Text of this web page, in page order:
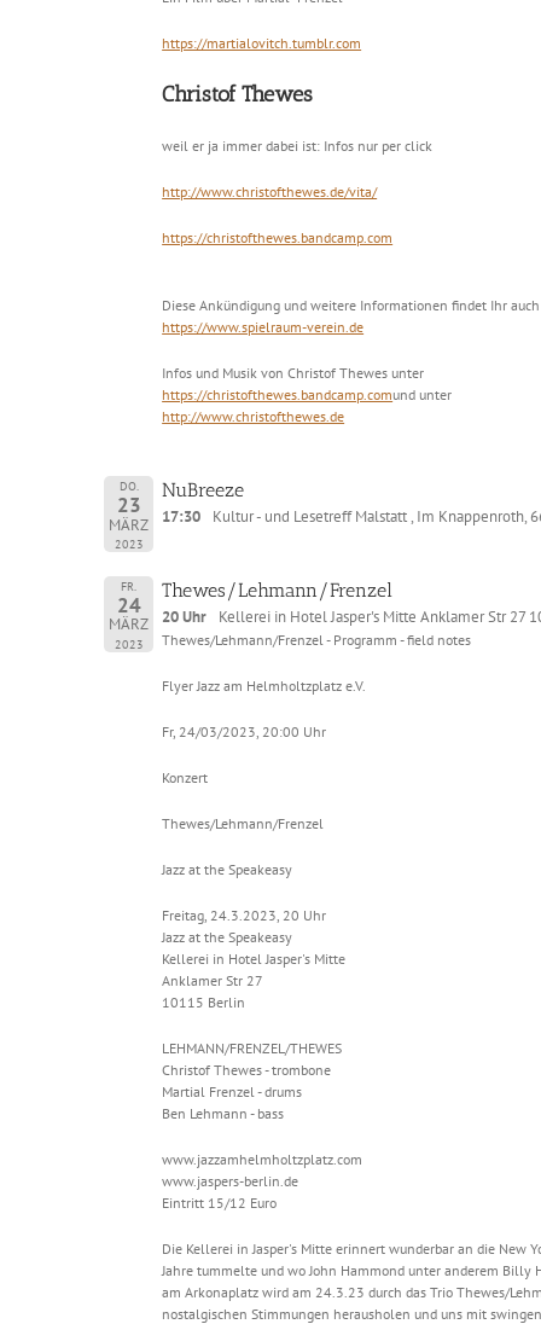
https://martialovitch.tumblr.com
Christof Thewes
weil er ja immer dabei ist: Infos nur per click
http://www.christofthewes.de/vita/
https://christofthewes.bandcamp.com
Diese Ankündigung und weitere Informationen findet Ihr
https://www.spielraum-verein.de
Infos und Musik von Christof Thewes unter
https://christofthewes.bandcamp.comund unter
http://www.christofthewes.de
DO.
23
MÄRZ
2023
NuBreeze
17:30 Kultur - und Lesetreff Malstatt , Im Knappenroth,
FR.
24
MÄRZ
2023
Thewes/Lehmann/Frenzel
20 Uhr Kellerei in Hotel Jasper's Mitte Anklamer Str 27
Thewes/Lehmann/Frenzel - Programm - field notes
Flyer Jazz am Helmholtzplatz e.V.
Fr, 24/03/2023, 20:00 Uhr
Konzert
Thewes/Lehmann/Frenzel
Jazz at the Speakeasy
Freitag, 24.3.2023, 20 Uhr
Jazz at the Speakeasy
Kellerei in Hotel Jasper's Mitte
Anklamer Str 27
10115 Berlin
LEHMANN/FRENZEL/THEWES
Christof Thewes - trombone
Martial Frenzel - drums
Ben Lehmann - bass
www.jazzamhelmholtzplatz.com
www.jaspers-berlin.de
Eintritt 15/12 Euro
Die Kellerei in Jasper's Mitte erinnert wunderbar an die New
Jahre tummelte und wo John Hammond unter anderem Billy
am Arkonaplatz wird am 24.3.23 durch das Trio Thewes/
nostalgischen Stimmungen herausholen und uns mit